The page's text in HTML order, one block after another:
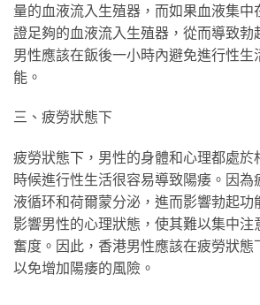
量的血液流入生殖器，而如果血液集中
證足夠的血液流入生殖器，從而導致勃
男性應該在飯後一小時內避免進行性生
能。
三、疲勞狀態下
疲勞狀態下，男性的身體和心理都處於
時候進行性生活很容易導致陽痿。因為
液循环和荷爾蒙分泌，進而影響勃起功
影響男性的心理狀態，使其難以集中注
奮度。因此，香港男性應該在疲勞狀態
以免增加陽痿的風險。